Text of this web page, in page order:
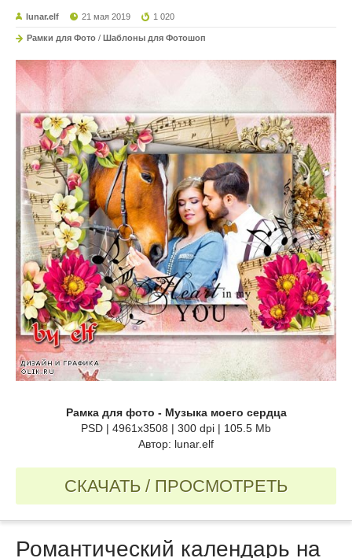
lunar.elf 21 мая 2019 1 020
Рамки для Фото / Шаблоны для Фотошоп
Рамка для фото - Музыка моего сердца
PSD | 4961х3508 | 300 dpi | 105.5 Mb
Автор: lunar.elf
СКАЧАТЬ / ПРОСМОТРЕТЬ
Романтический календарь на